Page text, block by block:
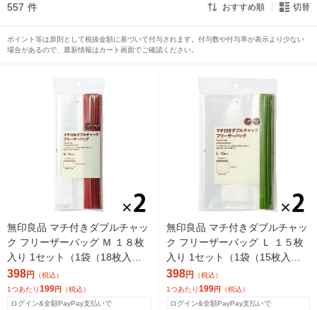
557 件 おすすめ順 切替
ポイント等は原則として税抜金額に基づいて付与されます。付与数や付与率が表示より少ない
場合があるので、最新情報はカート画面でご確認ください。
無印良品 マチ付きダブルチャッ
ク フリーザーバッグ Ｍ １８枚
入り 1セット（1袋（18枚入）×
2） 良品計画
398円 （税込）
1つあたり199円 （税込）
ログイン&全額PayPay支払いで
無印良品 マチ付きダブルチャッ
ク フリーザーバッグ Ｌ １５枚
入り 1セット（1袋（15枚入）×
2） 良品計画
398円 （税込）
1つあたり199円 （税込）
ログイン&全額PayPay支払いで